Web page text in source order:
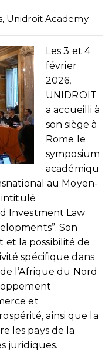
, Unidroit Academy
Les 3 et 4
février
2026,
UNIDROIT
a accueilli à
son siège à
Rome le
symposium
académiqu
au Moyen-
intitulé
Investment Law
Son
et la possibilité de
spécifique dans
l’Afrique du Nord
et
ainsi que la
les pays de la
juridiques.